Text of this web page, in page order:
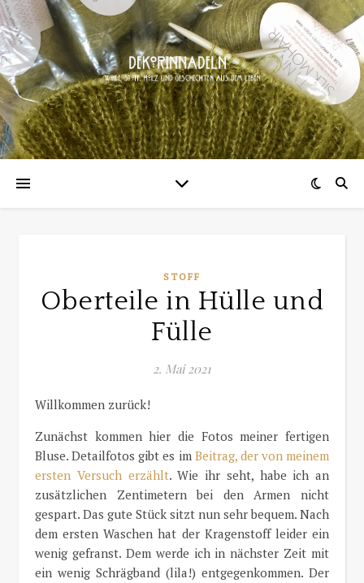
STOFF
Oberteile in Hülle und
Fülle
2. Mai 2021
Willkommen zurück!
Zunächst kommen hier die Fotos meiner fertigen
Bluse. Detailfotos gibt es im Beitrag, der von meinem
ersten Versuch erzählt. Wie ihr seht, habe ich an
zusätzlichen Zentimetern bei den Armen nicht
gespart. Das gute Stück sitzt nun sehr bequem. Nach
dem ersten Waschen hat der Kragenstoff leider ein
wenig gefranst. Dem werde ich in nächster Zeit mit
ein wenig Schrägband (lila!) entgegenkommen. Der